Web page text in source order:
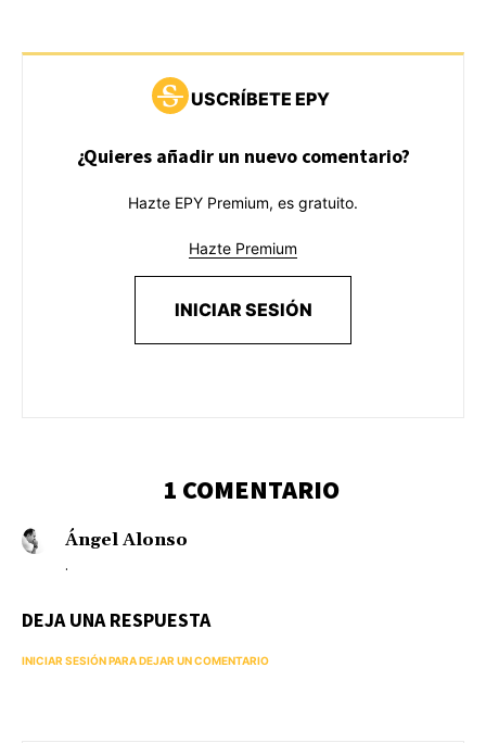
USCRÍBETE EPY
¿Quieres añadir un nuevo comentario?
Hazte EPY Premium, es gratuito.
Hazte Premium
INICIAR SESIÓN
1 COMENTARIO
Ángel Alonso
.
DEJA UNA RESPUESTA
INICIAR SESIÓN PARA DEJAR UN COMENTARIO